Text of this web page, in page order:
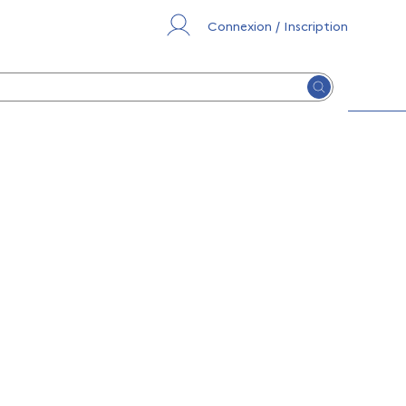
Connexion / Inscription
Lancer la